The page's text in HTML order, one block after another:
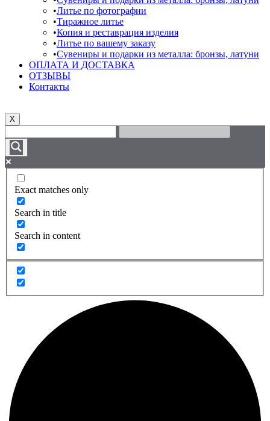
Литье по фотографии
Тиражное литье
Копия и реставрация изделия
Литье по вашему заказу
Сувениры и подарки из металла: бронзы, латуни
ОПЛАТА И ДОСТАВКА
ОТЗЫВЫ
Контакты
X
Exact matches only
Search in title
Search in content